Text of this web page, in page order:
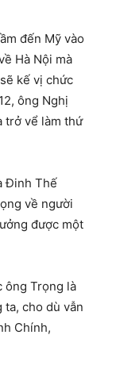
đến Mỹ vào
Hà Nội mà
kế vị chức
ông Nghị
trở vể làm thứ
Đinh Thế
về người
được một
ông Trọng là
ta, cho dù vẫn
Chính,